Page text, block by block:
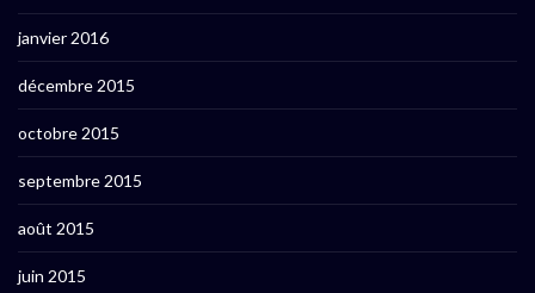
janvier 2016
décembre 2015
octobre 2015
septembre 2015
août 2015
juin 2015